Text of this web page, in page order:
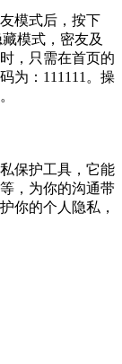
模式后，按下
模式，密友及
，只需在首页的
为：111111。操
保护工具，它能
，为你的沟通带
你的个人隐私，